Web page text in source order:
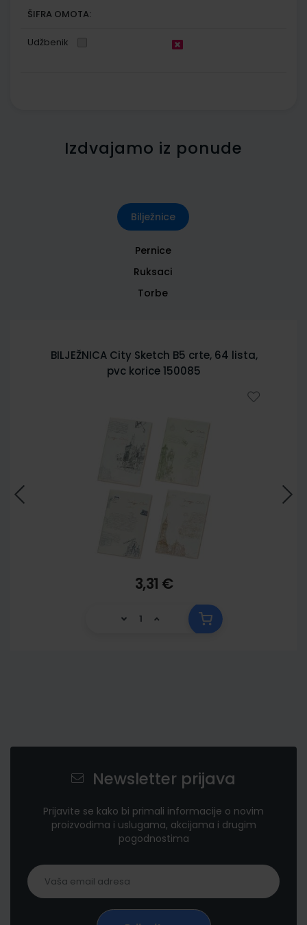
ŠIFRA OMOTA:
Udžbenik
Izdvajamo iz ponude
Bilježnice
Pernice
Ruksaci
Torbe
BILJEŽNICA City Sketch B5 crte, 64 lista,
pvc korice 150085
3,31 €
Newsletter prijava
Prijavite se kako bi primali informacije o novim
proizvodima i uslugama, akcijama i drugim
pogodnostima